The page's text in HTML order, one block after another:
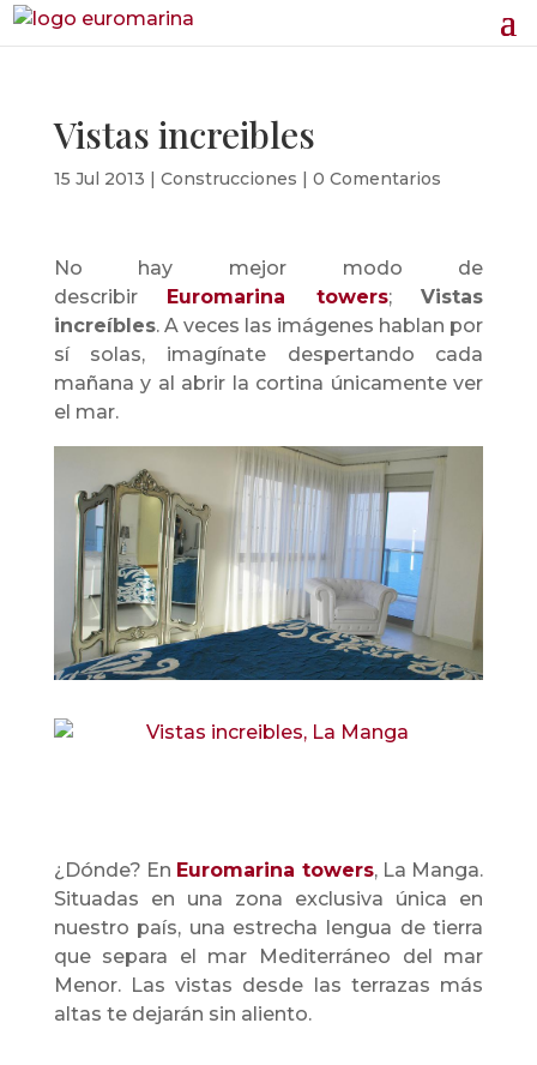
Vistas increibles
15 Jul 2013 | Construcciones | 0 Comentarios
No hay mejor modo de
describir Euromarina towers;Vistas
increíbles. A veces las imágenes hablan por
sí solas, imagínate despertando cada
mañana y al abrir la cortina únicamente ver
el mar.
¿Dónde? En Euromarina towers, La Manga.
Situadas en una zona exclusiva única en
nuestro país, una estrecha lengua de tierra
que separa el mar Mediterráneo del mar
Menor. Las vistas desde las terrazas más
altas te dejarán sin aliento.